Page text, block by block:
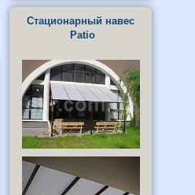
«Маркизы Киев»
Стационарный навес
Patio